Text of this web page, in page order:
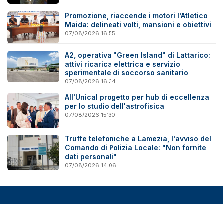
Promozione, riaccende i motori l'Atletico
Maida: delineati volti, mansioni e obiettivi
07/08/2026 16:55
A2, operativa "Green Island" di Lattarico:
attivi ricarica elettrica e servizio
sperimentale di soccorso sanitario
07/08/2026 16:34
All'Unical progetto per hub di eccellenza
per lo studio dell'astrofisica
07/08/2026 15:30
Truffe telefoniche a Lamezia, l'avviso del
Comando di Polizia Locale: "Non fornite
dati personali"
07/08/2026 14:06